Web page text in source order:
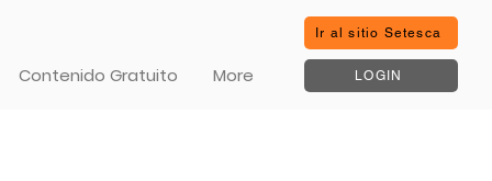
Contenido Gratuito More
Ir al sitio Setesca
LOGIN